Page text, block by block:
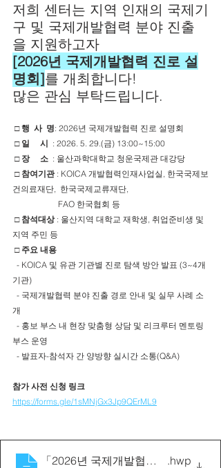
저희 센터는 지역 인재의 국제기
구 및 국제개발협력 분야 진출
을 지원하고자
[2026년 국제개발협력 진로 설
명회]를 개최합니다!
많은 관심 부탁드립니다.
□ 행  사  명: 2026년 국제개발협력 진로 설명회
□ 일     시 : 2026. 5. 29.(금) 13:00~15:00
□ 장     소 : 울산과학대학교 청운국제관 대강당
□ 참여기관 : KOICA 개발협력인재사업실, 한국국제보
건의료재단,  한국국제교류재단,
                      FAO 한국협회 등
□ 참석대상 : 울산지역 대학교 재학생, 취업준비생 및
지역 주민 등
□ 주요 내용
- KOICA 및 유관 기관별 진로 탐색 방안 발표 (3~4개
기관)
- 국제개발협력 분야 진출 경로 안내 및 실무 사례 소
개
부스 운영
- 발표자-참석자 간 양방향 실시간 소통(Q&A)
참가 사전 신청 링크
https://forms.gle/1sMNjGx3Jp9QErML9
「2026년 국제개발협력 진로 설명회
.hwp